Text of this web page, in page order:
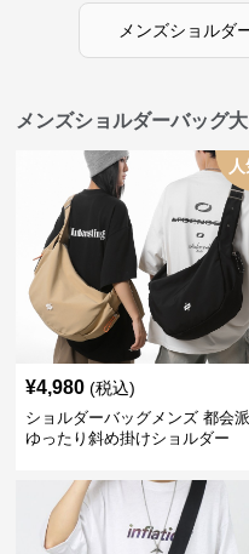
メンズショルダ
メンズショルダーバッグ
¥4,980 (税込)
ショルダーバッグメンズ 都会派
ゆったり斜め掛けショルダー